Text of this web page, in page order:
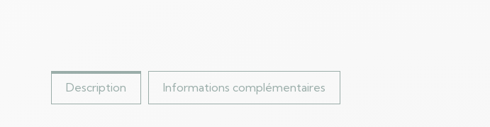
Description
Informations complémentaires